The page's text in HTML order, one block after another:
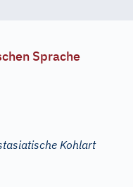
Sprache
Kohlart